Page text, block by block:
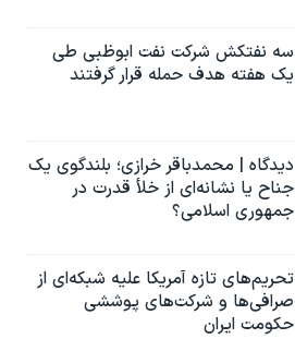
سه نفتکش شرکت نفت ابوظبی طی
یک هفته هدف حمله قرار گرفتند
دیدگاه | محمدباقر خرازی؛ بلندگوی یک
جناح یا نشانه‌ای از خلأ قدرت در
جمهوری اسلامی؟
تحریم‌های تازه آمریکا علیه شبکه‌ای از
صرافی‌ها و شرکت‌های پوششی
حکومت ایران